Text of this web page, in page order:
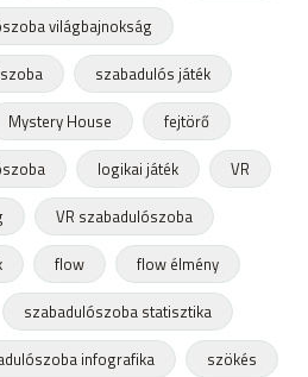
világbajnokság
szabadulós játék
Mystery House
fejtörő
logikai játék
VR
VR szabadulószoba
flow
flow élmény
szabadulószoba statisztika
infografika
szökés